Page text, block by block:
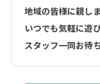
地域の皆様に親し
いつでも気軽に遊
スタッフ一同お待